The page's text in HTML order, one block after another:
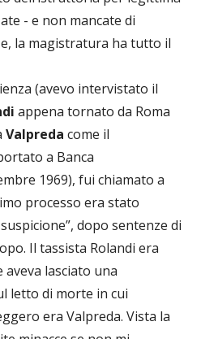
- e non mancate di
la magistratura ha tutto il
(avevo intervistato il
appena tornato da Roma
Valpreda come il
a Banca
1969), fui chiamato a
processo era stato
dopo sentenze di
Il tassista Rolandi era
aveva lasciato una
letto di morte in cui
era Valpreda. Vista la